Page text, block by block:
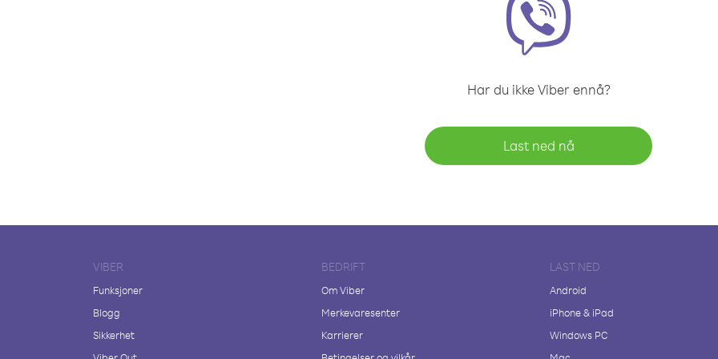
Har du ikke Viber ennå?
Last ned nå
VIBER
Funksjoner
Blogg
Sikkerhet
BEDRIFT
Om Viber
Merkevaresenter
Karrierer
LAST NED
Android
iPhone & iPad
Windows PC